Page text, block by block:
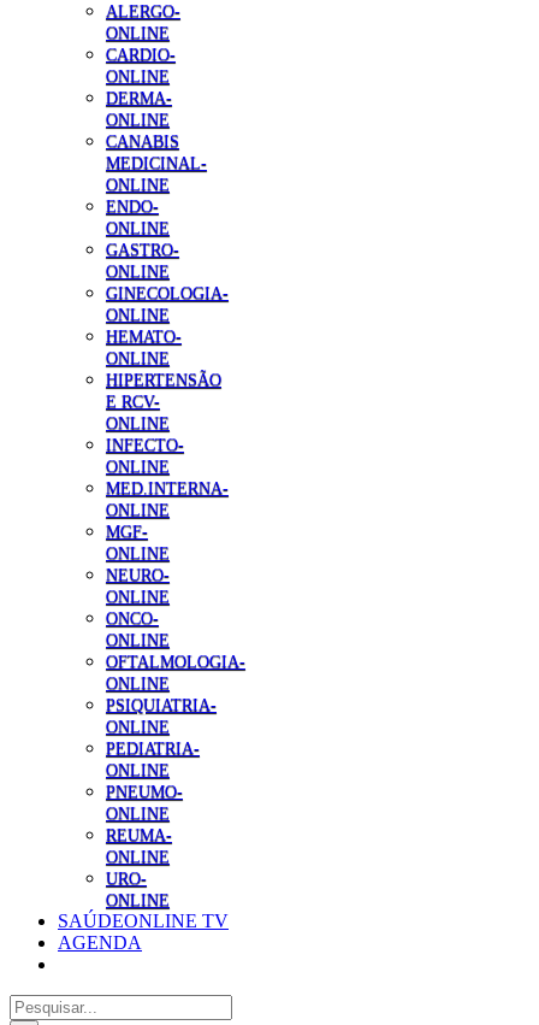
ALERGO-
ONLINE
CARDIO-
ONLINE
DERMA-
ONLINE
CANABIS
MEDICINAL-
ONLINE
ENDO-
ONLINE
GASTRO-
ONLINE
GINECOLOGIA-
ONLINE
HEMATO-
ONLINE
HIPERTENSÃO
E RCV-
ONLINE
INFECTO-
ONLINE
MED.INTERNA-
ONLINE
MGF-
ONLINE
NEURO-
ONLINE
ONCO-
ONLINE
OFTALMOLOGIA-
ONLINE
PSIQUIATRIA-
ONLINE
PEDIATRIA-
ONLINE
PNEUMO-
ONLINE
REUMA-
ONLINE
URO-
ONLINE
SAÚDEONLINE TV
AGENDA
Pesquisar